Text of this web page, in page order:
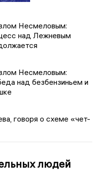
Несмеловым:
над Лежневым
Несмеловым:
над безбензиньем и
говоря о схеме «чет-
людей